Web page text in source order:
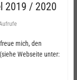
2019 / 2020
mich, den
Webseite unter: